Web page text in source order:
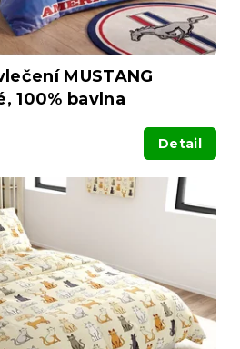
MUSTANG
100% bavlna
Detail